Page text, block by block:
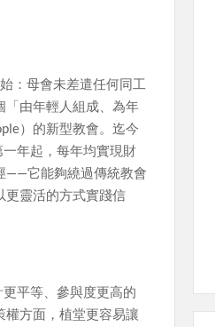
：母會未差遣任何同工
「由年輕人組成、為年
）的新型教會。迄今
年起，每年均實現財
——它能夠繞過傳統教會
更靈活的方式實踐信
平等、參與度更高的
方面，植堂更容易讓